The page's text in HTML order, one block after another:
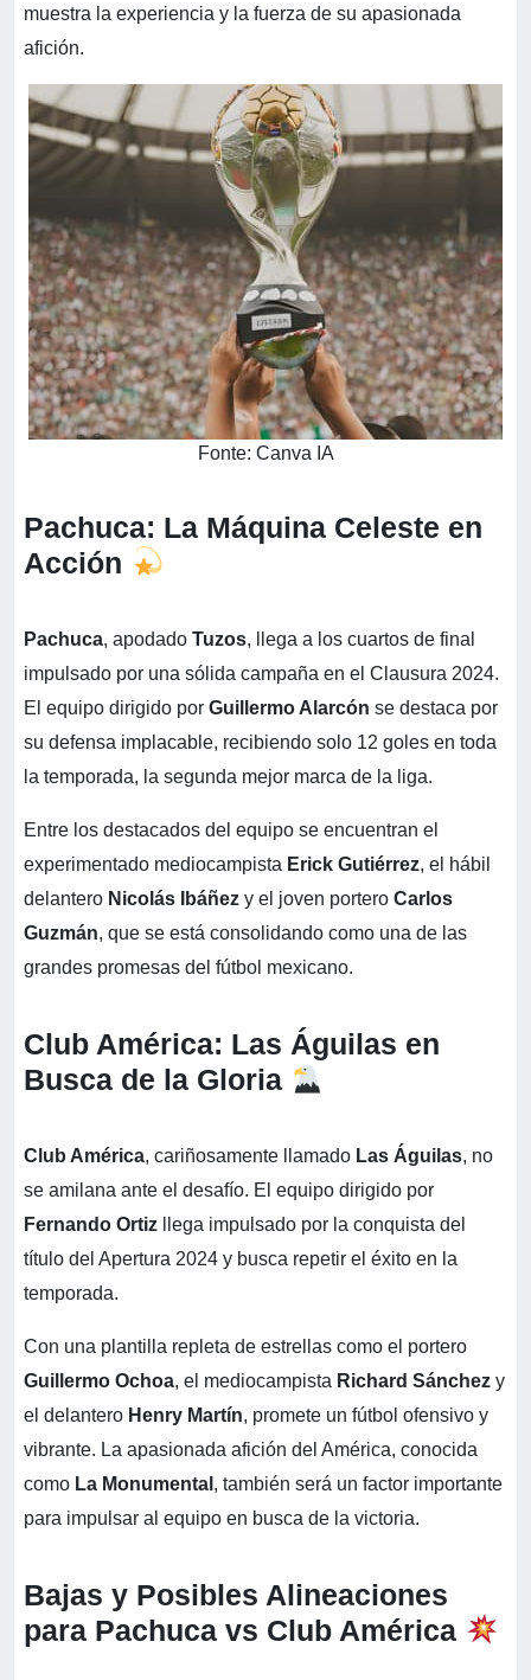
muestra la experiencia y la fuerza de su apasionada
afición.
Fonte: Canva IA
Pachuca: La Máquina Celeste en
Acción
Pachuca, apodado Tuzos, llega a los cuartos de final
impulsado por una sólida campaña en el Clausura 2024.
El equipo dirigido por Guillermo Alarcón se destaca por
su defensa implacable, recibiendo solo 12 goles en toda
la temporada, la segunda mejor marca de la liga.
Entre los destacados del equipo se encuentran el
experimentado mediocampista Erick Gutiérrez, el hábil
delantero Nicolás Ibáñez y el joven portero Carlos
Guzmán, que se está consolidando como una de las
grandes promesas del fútbol mexicano.
Club América: Las Águilas en
Busca de la Gloria
Club América, cariñosamente llamado Las Águilas, no
se amilana ante el desafío. El equipo dirigido por
Fernando Ortiz llega impulsado por la conquista del
título del Apertura 2024 y busca repetir el éxito en la
temporada.
Con una plantilla repleta de estrellas como el portero
Guillermo Ochoa, el mediocampista Richard Sánchez y
el delantero Henry Martín, promete un fútbol ofensivo y
vibrante. La apasionada afición del América, conocida
como La Monumental , también será un factor importante
para impulsar al equipo en busca de la victoria.
Bajas y Posibles Alineaciones
para Pachuca vs Club América